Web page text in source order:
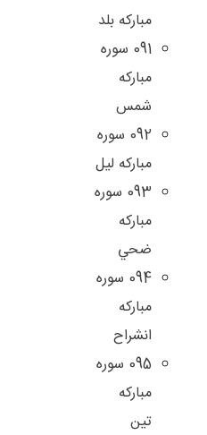
مبارکه بلد
091 سوره
مبارکه
شمس
092 سوره
مباركه ليل
093 سوره
مباركه
ضحي
094 سوره
مباركه
انشراح
095 سوره
مباركه
تين